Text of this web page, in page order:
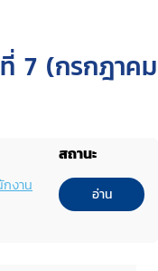
7 (กรกฎาคม
สถานะ
งาน
อ่าน